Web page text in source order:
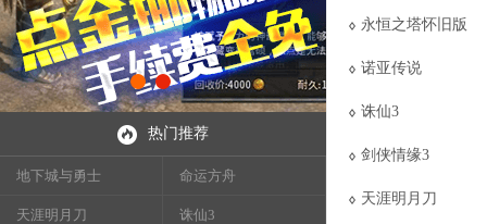
热门推荐
地下城与勇士 命运方舟
天涯明月刀 诛仙3
永恒之塔怀旧版
诺亚传说
诛仙3
剑侠情缘3
天涯明月刀